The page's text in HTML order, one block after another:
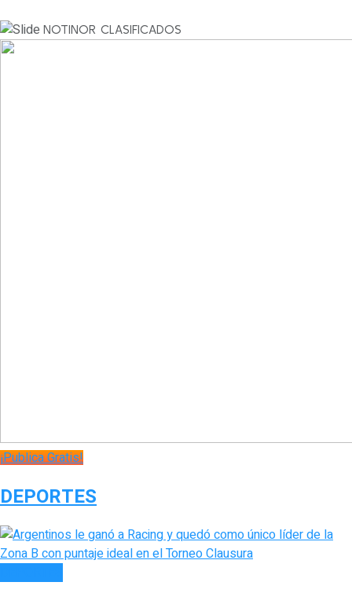
NOTINOR CLASIFICADOS
¡Publica Gratis!
DEPORTES